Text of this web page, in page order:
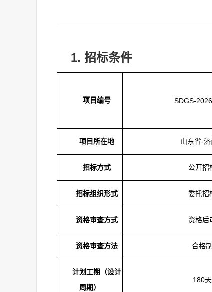
1. 招标条件
项目编号 SDGS-
项目所在地 山东省-
招标方式 公开招
招标组织形式 委托招
资格审查方式 资格后
资格审查方法 合格制
计划工期（设计
周期）
180天